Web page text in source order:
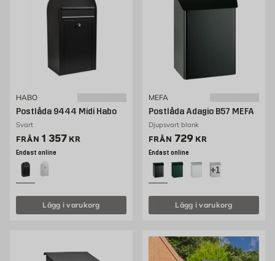
HABO
Postlåda 9444 Midi Habo
Svart
FRÅN Pris 1357 kr
1 357 KR
Endast online
Lägg i varukorg
MEFA
Postlåda Adagio B57 MEFA
Djupsvart blank
FRÅN Pris 729 kr
729 KR
Endast online
+1
Lägg i varukorg